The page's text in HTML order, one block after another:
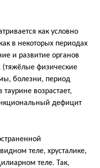
как условно
в некоторых периодах
и развитие органов
(тяжёлые физические
болезни, период
возрастает,
дефицит
теле, хрусталике,
теле. Так,